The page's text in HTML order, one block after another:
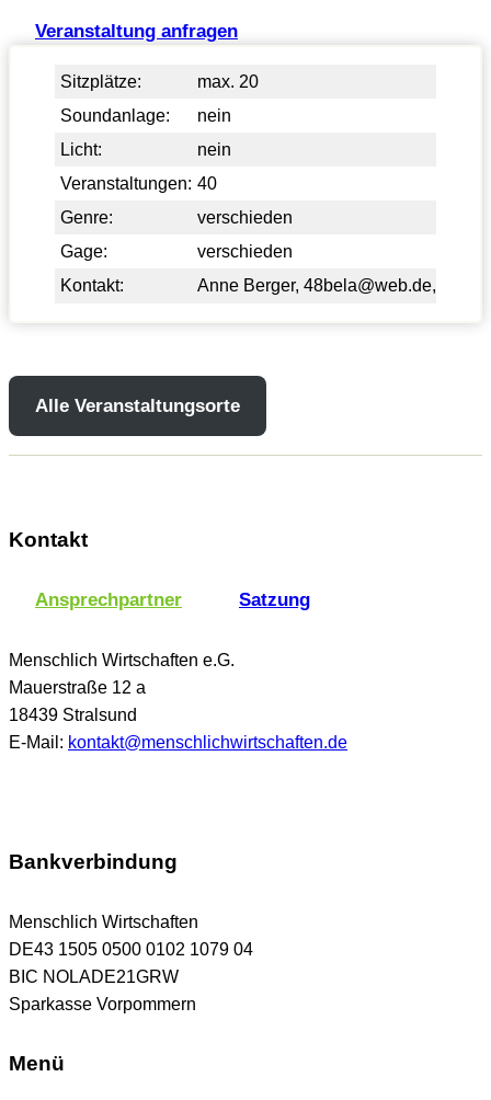
Veranstaltung anfragen
Sitzplätze:
max. 20
Soundanlage:
nein
Licht:
nein
Veranstaltungen: 40
Genre:
verschieden
Gage:
verschieden
Kontakt:
Anne Berger, 48bela@web.de,
Alle Veranstaltungsorte
Kontakt
Ansprechpartner Satzung
Menschlich Wirtschaften e.G.
Mauerstraße 12 a
18439 Stralsund
E-Mail: kontakt@menschlichwirtschaften.de
Bankverbindung
Menschlich Wirtschaften
DE43 1505 0500 0102 1079 04
BIC NOLADE21GRW
Sparkasse Vorpommern
Menü